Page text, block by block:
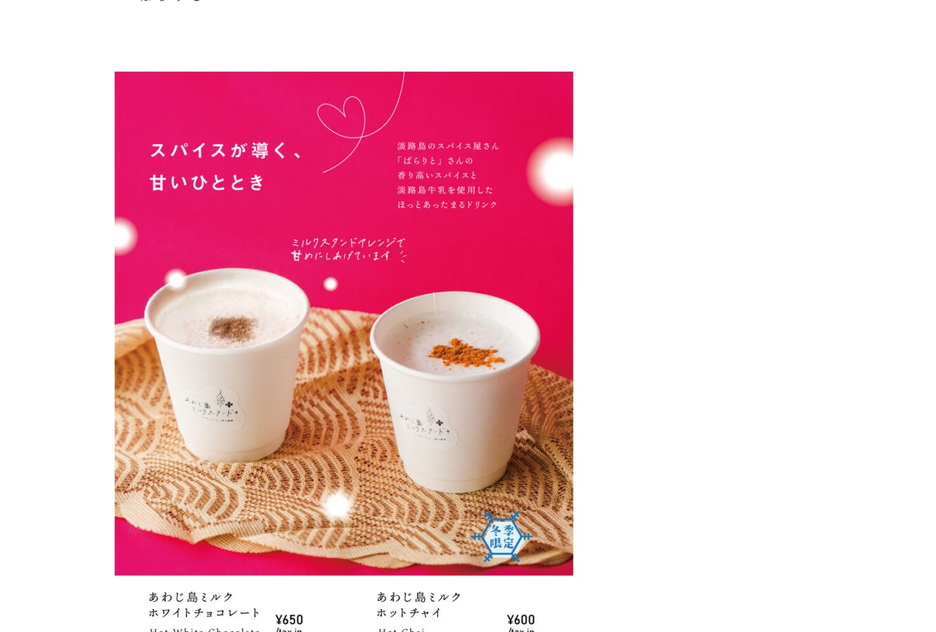
最新情報
コンセプト
コンテンツ
アクセス